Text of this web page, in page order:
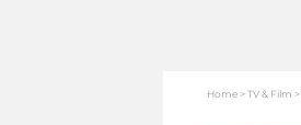
Home TV & Film